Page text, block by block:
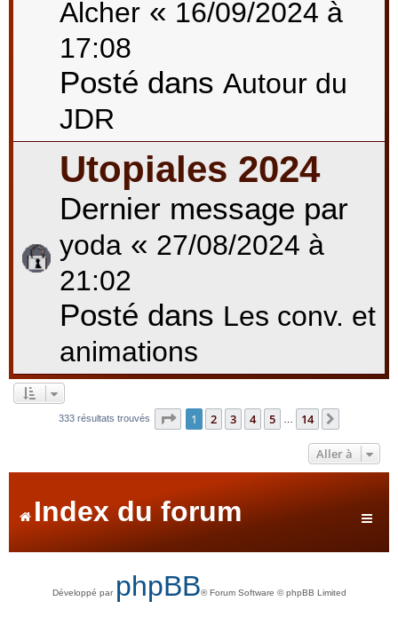
Alcher « 16/09/2024 à
17:08
Posté dans Autour du
JDR
Utopiales 2024
Dernier message par
yoda « 27/08/2024 à
21:02
Posté dans Les conv. et
animations
333 résultats trouvés Page 1sur14
1 2 3 4 5 14
Aller à
Index du forum
Développé par phpBB® Forum Software © phpBB Limited